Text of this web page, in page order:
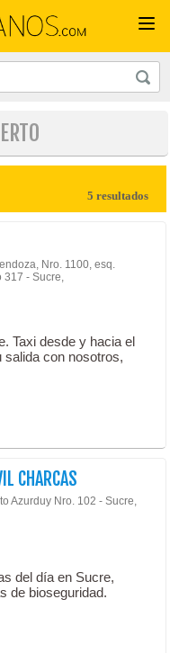
5 resultados
Nro. 1100, esq.
317 - Sucre,
Taxi desde y hacia el
salida con nosotros,
CHARCAS
Azurduy Nro. 102 - Sucre,
del día en Sucre,
de bioseguridad.